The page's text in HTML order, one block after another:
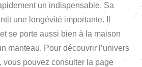
un indispensable. Sa
une longévité importante. Il
se porte aussi bien à la maison
manteau. Pour découvrir l’univers
vous pouvez consulter la page